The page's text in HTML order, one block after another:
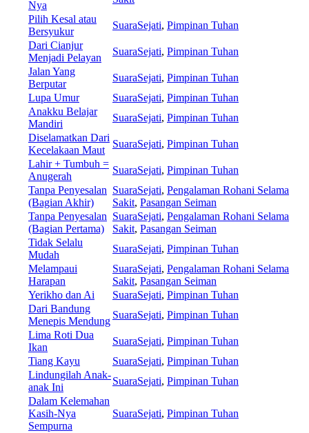
Nya
Pilih Kesal atau
Bersyukur
SuaraSejati, Pimpinan Tuhan
Dari Cianjur
Menjadi Pelayan
SuaraSejati, Pimpinan Tuhan
Jalan Yang
Berputar
SuaraSejati, Pimpinan Tuhan
Lupa Umur
SuaraSejati, Pimpinan Tuhan
Anakku Belajar
Mandiri
SuaraSejati, Pimpinan Tuhan
Diselamatkan Dari
Kecelakaan Maut
SuaraSejati, Pimpinan Tuhan
Lahir + Tumbuh =
Anugerah
SuaraSejati, Pimpinan Tuhan
Tanpa Penyesalan
(Bagian Akhir)
SuaraSejati, Pengalaman Rohani Selama
Sakit, Pasangan Seiman
Tanpa Penyesalan
(Bagian Pertama)
SuaraSejati, Pengalaman Rohani Selama
Sakit, Pasangan Seiman
Tidak Selalu
Mudah
SuaraSejati, Pimpinan Tuhan
Melampaui
Harapan
SuaraSejati, Pengalaman Rohani Selama
Sakit, Pasangan Seiman
Yerikho dan Ai
SuaraSejati, Pimpinan Tuhan
Dari Bandung
Menepis Mendung
SuaraSejati, Pimpinan Tuhan
Lima Roti Dua
Ikan
SuaraSejati, Pimpinan Tuhan
Tiang Kayu
SuaraSejati, Pimpinan Tuhan
Lindungilah Anak-
anak Ini
SuaraSejati, Pimpinan Tuhan
Dalam Kelemahan
Kasih-Nya
Sempurna
SuaraSejati, Pimpinan Tuhan